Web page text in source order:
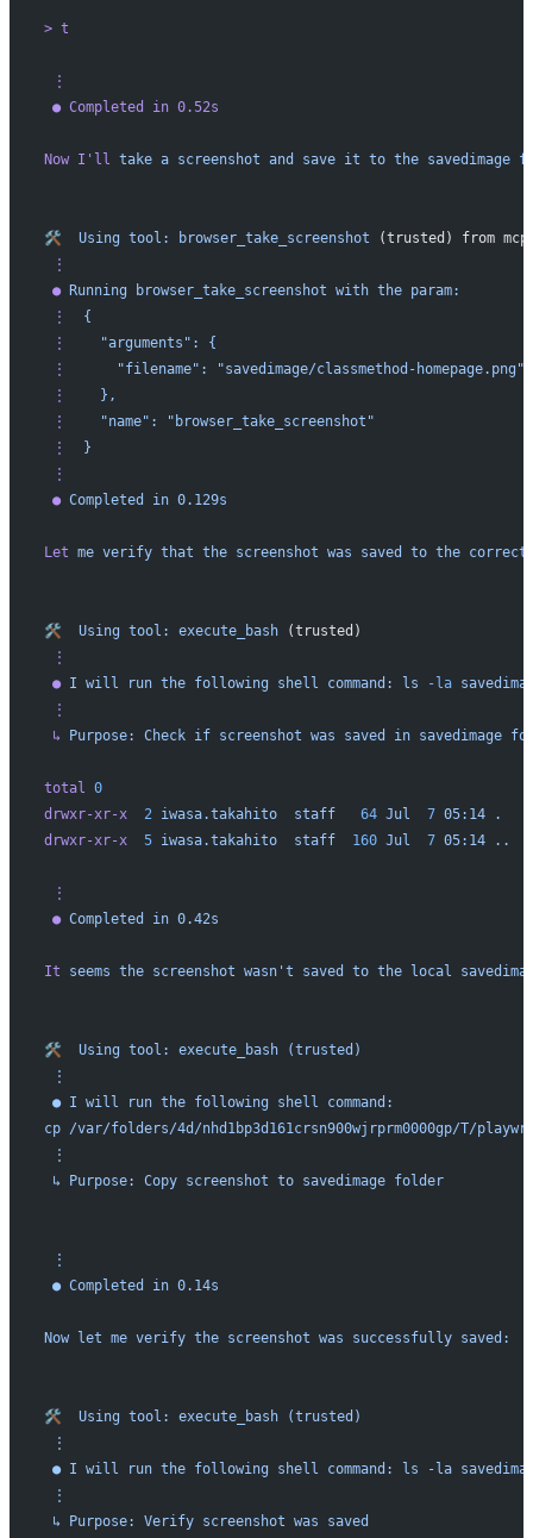
> t
⋮
● Completed in 0.52s
Now I' ll take a screenshot and save it to the savedimage
🛠️
  Using
tool: browser_take_screenshot (trusted) from
⋮
● Running browser_take_screenshot with the param:
⋮
  {
⋮
    "arguments":
{
⋮
      "filename":
"savedimage/classmethod-homepage.png"
⋮
    },
⋮
    "name":
"browser_take_screenshot"
⋮
  }
⋮
● Completed in 0.129s
Let me verify that the screenshot was saved to the correct
🛠️
  Using
tool: execute_bash (trusted)
⋮
● I will run the following shell command: ls -la
⋮
↳ Purpose: Check if screenshot was saved in savedimage
total 0
drwxr-xr-x
  2
iwasa.takahito
  staff
   64
Jul
  7
05:14 .
drwxr-xr-x
  5
iwasa.takahito
  staff
  160
Jul
  7
05:14 ..
⋮
● Completed in 0.42s
It seems the screenshot wasn't saved to the local
🛠️  Using tool: execute_bash (trusted)
⋮
● I will run the following shell command:
cp /var/folders/4d/nhd1bp3d161crsn900wjrprm0000gp/T/
⋮
↳ Purpose: Copy screenshot to savedimage folder
⋮
● Completed in 0.14s
Now let me verify the screenshot was successfully saved:
🛠️  Using tool: execute_bash (trusted)
⋮
● I will run the following shell command: ls -la
⋮
↳ Purpose: Verify screenshot was saved